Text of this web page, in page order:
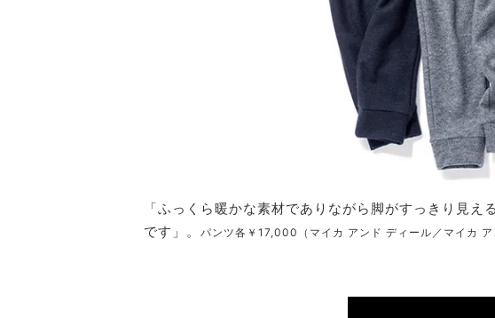
「ふっくら暖かな素材でありながら脚がすっきり見
です」。
パンツ各￥17,000（マイカ アンド ディール／マイカ ア